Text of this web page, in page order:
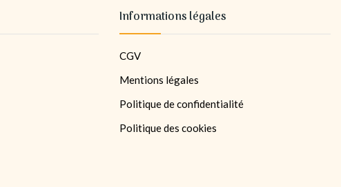
Informations légales
CGV
Mentions légales
Politique de confidentialité
Politique des cookies